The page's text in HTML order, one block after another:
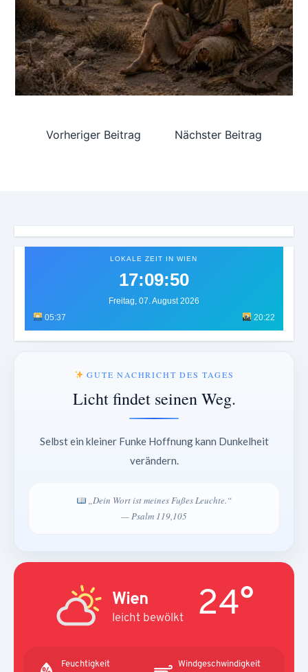
Vorheriger Beitrag Nächster Beitrag
LOKALE ZEIT IN WIEN
17:09:53
Freitag, 07. August 2026
05:37
20:22
GUTE NACHRICHT DES TAGES
Licht findet seinen Weg.
Selbst ein kleiner Funke Hoffnung kann Dunkelheit
verändern.
„Dein Wort ist meines Fußes Leuchte.“
— Psalm 119,105
Wien
leicht bewölkt 24°
Feuchtigkeit Windgeschwindigkeit